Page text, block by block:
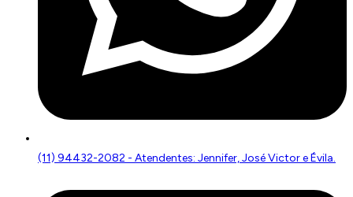
(11) 94432-2082 - Atendentes: Jennifer, José Victor e Évila.